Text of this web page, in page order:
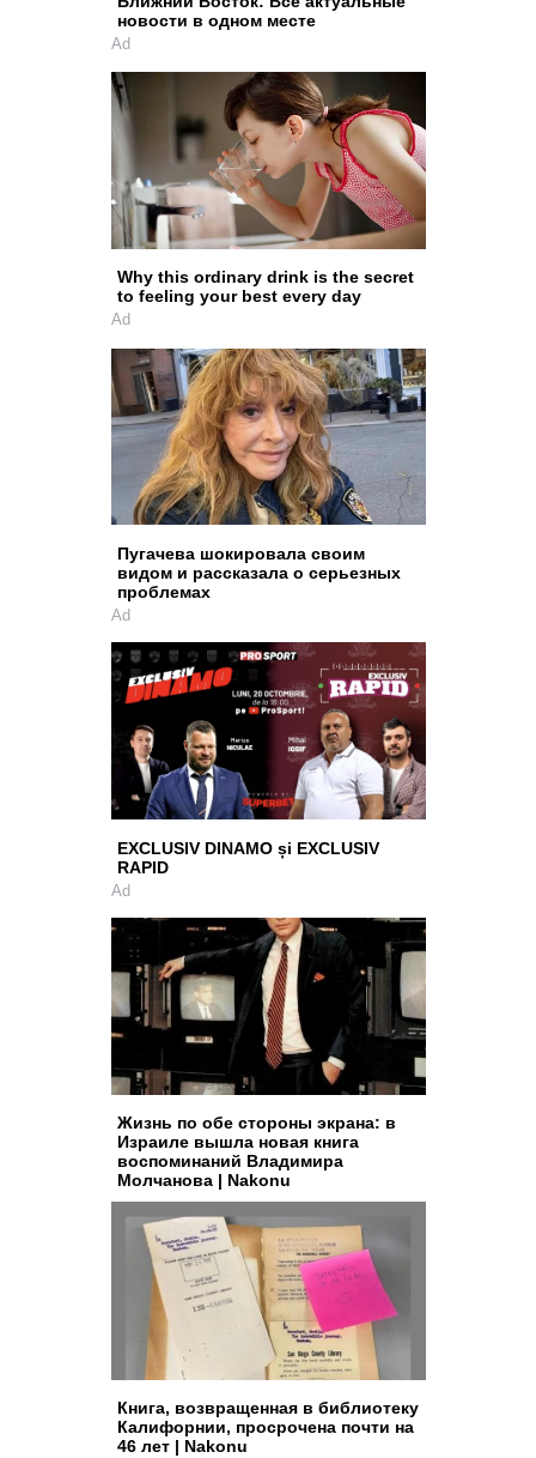
новости в одном месте
Ad
Why this ordinary drink is the secret
to feeling your best every day
Ad
Пугачева шокировала своим
видом и рассказала о серьезных
проблемах
Ad
EXCLUSIV DINAMO și EXCLUSIV
RAPID
Ad
Жизнь по обе стороны экрана: в
Израиле вышла новая книга
воспоминаний Владимира
Молчанова | Nakonu
Книга, возвращенная в библиотеку
Калифорнии, просрочена почти на
46 лет | Nakonu